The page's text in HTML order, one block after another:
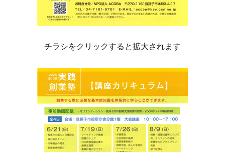
チラシをクリックすると拡大されます